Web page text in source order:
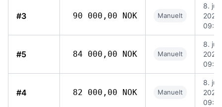
#3 90 000,00 NOK Manuelt
8. juni
2026,
#5 84 000,00 NOK Manuelt
8. juni
2026,
#4 82 000,00 NOK Manuelt
8. juni
2026,
09:02